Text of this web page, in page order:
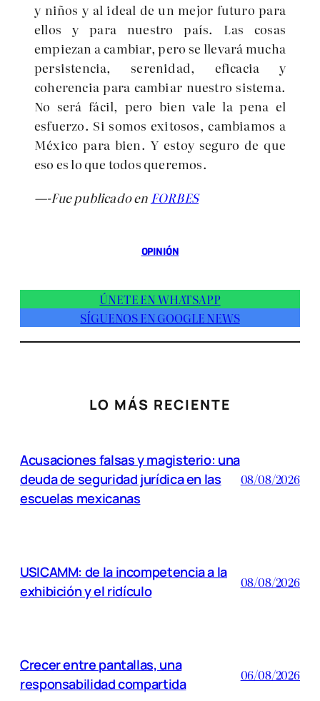
y niños y al ideal de un mejor futuro para
ellos y para nuestro país. Las cosas
empiezan a cambiar, pero se llevará mucha
persistencia, serenidad, eficacia y
coherencia para cambiar nuestro sistema.
No será fácil, pero bien vale la pena el
esfuerzo. Si somos exitosos, cambiamos a
México para bien. Y estoy seguro de que
eso es lo que todos queremos.
—-Fue publicado en FORBES
OPINIÓN
ÚNETE EN WHATSAPP
SÍGUENOS EN GOOGLE NEWS
LO MÁS RECIENTE
Acusaciones falsas y magisterio: una
deuda de seguridad jurídica en las
escuelas mexicanas
08/08/2026
USICAMM: de la incompetencia a la
exhibición y el ridículo
08/08/2026
Crecer entre pantallas, una
responsabilidad compartida
06/08/2026